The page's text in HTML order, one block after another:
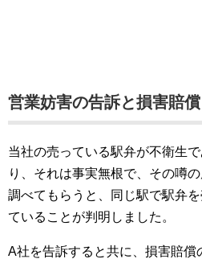
営業妨害の告訴と損害賠償
当社の売っている駅弁が不衛生
り、それは事実無根で、その噂
調べてもらうと、同じ駅で駅弁
ていることが判明しました。
A社を告訴すると共に、損害賠償